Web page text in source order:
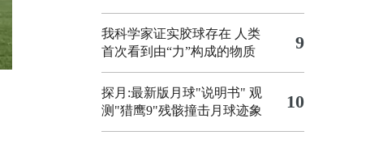
我科学家证实胶球存在 人类
首次看到由“力”构成的物质
9
探月:最新版月球"说明书" 观
测"猎鹰9"残骸撞击月球迹象
10